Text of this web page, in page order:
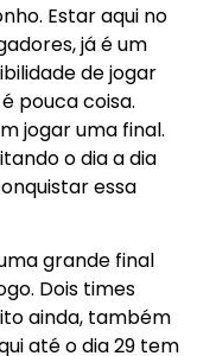
Estar aqui no
já é um
de jogar
pouca coisa.
jogar uma final.
o dia a dia
essa
grande final
Dois times
ainda, também
até o dia 29 tem